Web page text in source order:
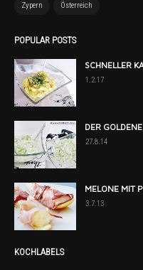
Zypern Österreich
POPULAR POSTS
SCHNELLER
1.2.17
DER
27.8.14
MELONE MIT
3.7.13
KOCHLABELS